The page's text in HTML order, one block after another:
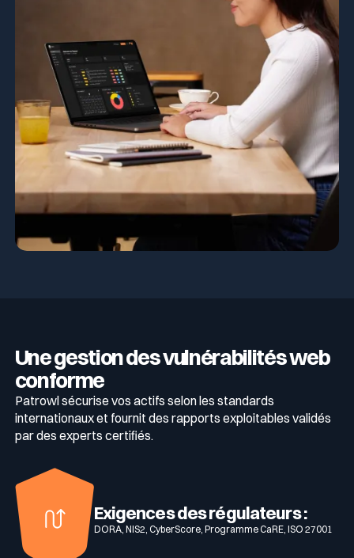
Une gestion des vulnérabilités web
conforme
Patrowl sécurise vos actifs selon les standards
internationaux et fournit des rapports exploitables validés
par des experts certifiés.
Exigences des régulateurs :
DORA, NIS2, CyberScore, Programme CaRE, ISO 27001